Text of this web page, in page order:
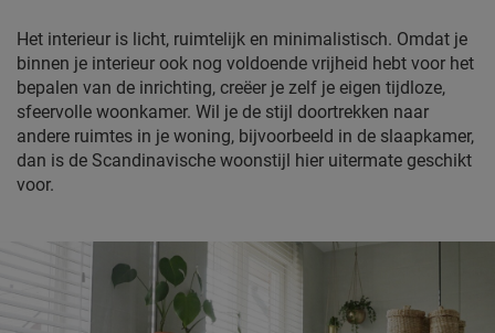
Het interieur is licht, ruimtelijk en minimalistisch. Omdat je
binnen je interieur ook nog voldoende vrijheid hebt voor het
bepalen van de inrichting, creëer je zelf je eigen tijdloze,
sfeervolle woonkamer. Wil je de stijl doortrekken naar
andere ruimtes in je woning, bijvoorbeeld in de slaapkamer,
dan is de Scandinavische woonstijl hier uitermate geschikt
voor.